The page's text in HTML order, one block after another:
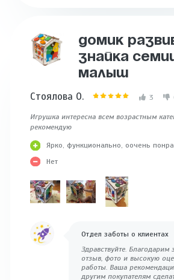
ДОМИК
ЗНАЙКА
МАЛЫШ
Стоялова О. 3
Игрушка интересна всем возрастным
рекомендую
Ярко, функционально, оочень
Нет
Отдел заботы о клиентах
Здравствуйте. Благодарим
отзыв, фото и высокую
работы. Ваша
другим покупателям